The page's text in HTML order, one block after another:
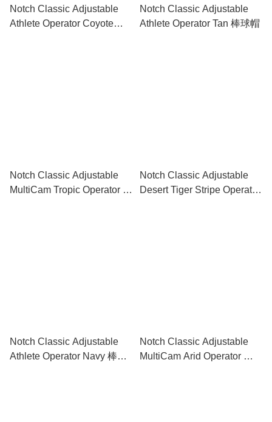
Notch Classic Adjustable
Athlete Operator Coyote
Notch Classic Adjustable
Athlete Operator Tan 棒球帽
Notch Classic Adjustable
MultiCam Tropic Operator 棒
Notch Classic Adjustable
Desert Tiger Stripe Operator
Notch Classic Adjustable
Athlete Operator Navy 棒球
Notch Classic Adjustable
MultiCam Arid Operator 棒